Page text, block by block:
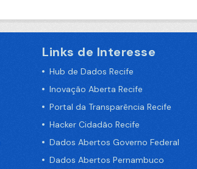
Links de Interesse
Hub de Dados Recife
Inovação Aberta Recife
Portal da Transparência Recife
Hacker Cidadão Recife
Dados Abertos Governo Federal
Dados Abertos Pernambuco